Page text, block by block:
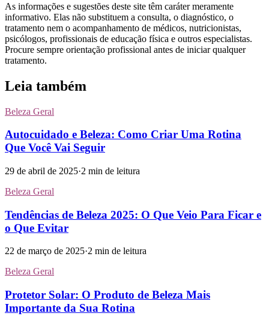
As informações e sugestões deste site têm caráter meramente
informativo. Elas não substituem a consulta, o diagnóstico, o
tratamento nem o acompanhamento de médicos, nutricionistas,
psicólogos, profissionais de educação física e outros especialistas.
Procure sempre orientação profissional antes de iniciar qualquer
tratamento.
Leia também
Beleza Geral
Autocuidado e Beleza: Como Criar Uma Rotina
Que Você Vai Seguir
29 de abril de 2025·2 min de leitura
Beleza Geral
Tendências de Beleza 2025: O Que Veio Para Ficar e
o Que Evitar
22 de março de 2025·2 min de leitura
Beleza Geral
Protetor Solar: O Produto de Beleza Mais
Importante da Sua Rotina